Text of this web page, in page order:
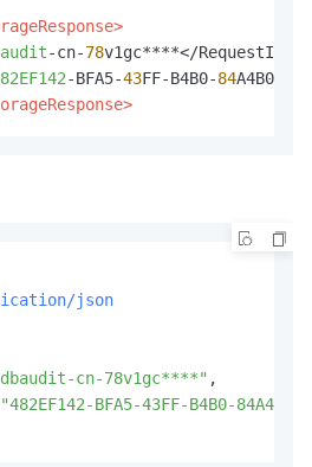
-cn-78v1gc****</RequestId>
-BFA5-43FF-B4B0-84
json
cn-78v1gc****" ,
"482EF142-BFA5-43FF-B4B0-